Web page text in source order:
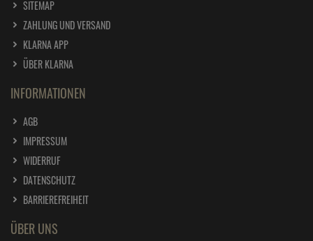
SITEMAP
ZAHLUNG UND VERSAND
KLARNA APP
ÜBER KLARNA
INFORMATIONEN
AGB
IMPRESSUM
WIDERRUF
DATENSCHUTZ
BARRIEREFREIHEIT
ÜBER UNS